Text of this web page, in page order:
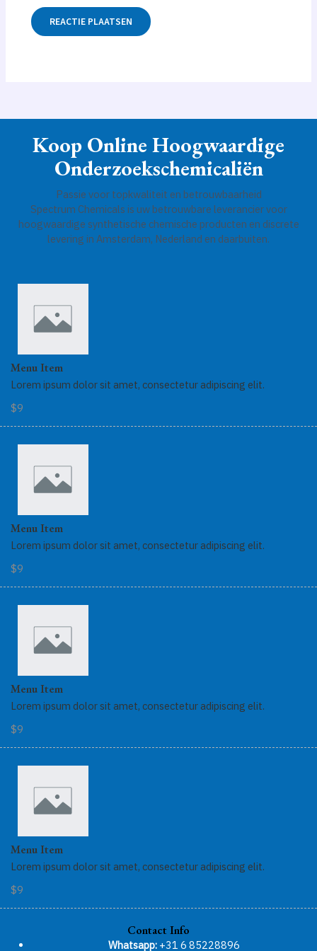
Koop Online Hoogwaardige
Onderzoekschemicaliën
Passie voor topkwaliteit en betrouwbaarheid
Spectrum Chemicals is uw betrouwbare leverancier voor
hoogwaardige synthetische chemische producten en discrete
levering in Amsterdam, Nederland en daarbuiten.
Menu Item
Lorem ipsum dolor sit amet, consectetur adipiscing elit.
$9
Menu Item
Lorem ipsum dolor sit amet, consectetur adipiscing elit.
$9
Menu Item
Lorem ipsum dolor sit amet, consectetur adipiscing elit.
$9
Menu Item
Lorem ipsum dolor sit amet, consectetur adipiscing elit.
$9
Contact Info
Whatsapp:+31 6 85228896